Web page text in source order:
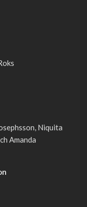
Niquita
Amanda